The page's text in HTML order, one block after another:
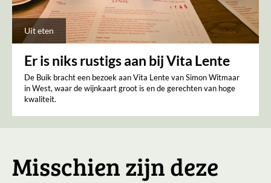
Uit eten
Er is niks rustigs aan bij Vita Lente
De Buik bracht een bezoek aan Vita Lente van Simon Witmaar
in West, waar de wijnkaart groot is en de gerechten van hoge
kwaliteit.
Misschien zijn deze